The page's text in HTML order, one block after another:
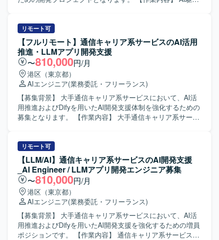
装、要件や依頼内容をプロンプトへ適切に落とし込み実装
へつなげる業務、アジャイル開発体制での継続的なサービ
ス改善、必要に応じた仕様整理および技術的な提案などを
行っていただきます。 【求める人物像】 AI支援ツールを積
極的に活用しながら開発を推進できる方、要望を適切に構
造化しプロンプト設計に落とし込める方、長期的なプロジ
ェクトにおいて自走してタスクを進められる方を求めてお
ります。 【ポジションの魅力】 AI駆動開発環境やGitHub
Copilotなどの最新ツールを活用しながら開発できる点が魅
力です。通信キャリア系サービスという大規模なサービス
方でスキルアップが期待できます。 【開発環境】 Vue.jsベ
ースのシステムを中心に、GitHub CopilotやAWSを利用した
アジャイル（Scrum）開発体制となります。
リモート可
【フルリモート】通信キャリア系サービスのAI活用
推進・LLMアプリ開発支援
〜810,000円/月
港区（東京都）
AIエンジニア(業務委託・フリーランス)
【募集背景】 大手通信キャリア系サービスにおいて、AI活
用推進およびDifyを用いたAI開発支援体制を強化するための
募集となります。 【作業内容】 大手通信キャリア系サービ
題解決を推進していただきます。ローカル開発環境の構築
から、AI/LLMアプリケーションの開発、テストおよび評価
までを一貫してご担当いただきます。既存プロジェクトの
引き継ぎを行い、その後の継続開発や改善対応を実施して
いただきます。また、クライアントの運用方針やプロセス
に沿った形でプロジェクトを推進し、要望の整理や調整を
行いながら開発を進めていただきます。 【求める人物像】
AI/LLM技術への関心が高く、新しいツールや手法を主体的
にキャッチアップしながら開発を推進できる方を求めてい
ます。ローカル環境構築やAIテスト・評価までを自走でき
リモート可
【LLM/AI】通信キャリア系サービスのAI開発支援
_AI Engineer / LLMアプリ開発エンジニア募集
〜810,000円/月
港区（東京都）
AIエンジニア(業務委託・フリーランス)
【募集背景】 大手通信キャリア系サービスにおいて、AI活
用推進およびDifyを用いたAI開発支援を強化するための増員
ポジションです。 【作業内容】 通信キャリア系サービスに